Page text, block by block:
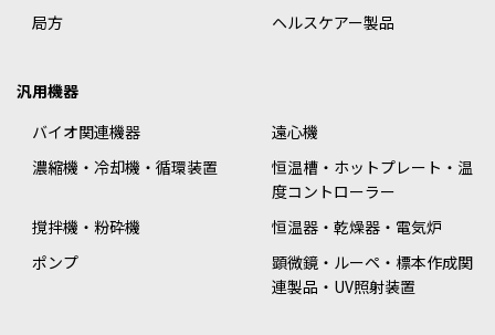
局方
ヘルスケアー製品
汎用機器
バイオ関連機器
遠心機
濃縮機・冷却機・循環装置
恒温槽・ホットプレート・温
度コントローラー
撹拌機・粉砕機
恒温器・乾燥器・電気炉
ポンプ
顕微鏡・ルーペ・標本作成関
連製品・UV照射装置